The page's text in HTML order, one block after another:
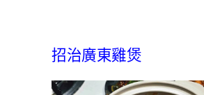
招治廣東雞煲